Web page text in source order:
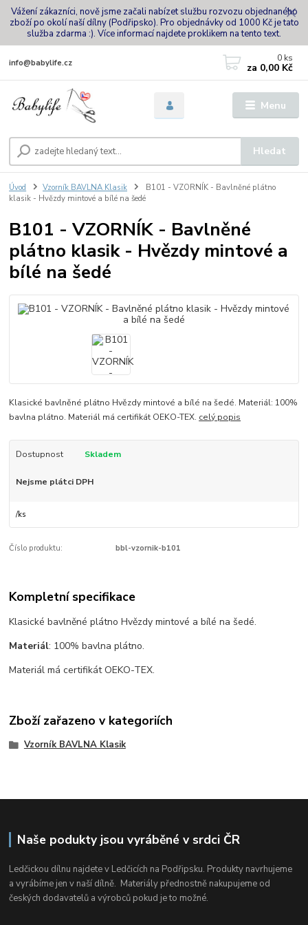
Vážení zákazníci, nově jsme začali nabízet službu rozvozu objednaného
zboží po okolí naší dílny (Podřipsko). Pro objednávky od 1000 Kč je tato
služba zdarma :). Více informací najdete proklikem na tento text.
Menu
Hledat
info@babylife.cz 0 ks
za 0,00 Kč
Úvod Vzorník BAVLNA Klasik
B101 - VZORNÍK - Bavlněné plátno
klasik - Hvězdy mintové a bílé na šedé
B101 - VZORNÍK - Bavlněné
plátno klasik - Hvězdy mintové a
bílé na šedé
Klasické bavlněné plátno Hvězdy mintové a bílé na šedé. Materiál: 100%
bavlna plátno. Materiál má certifikát OEKO-TEX. celý popis
Dostupnost Skladem
Nejsme plátci DPH
/ks
Číslo produktu: bbl-vzornik-b101
Kompletní specifikace
Klasické bavlněné plátno Hvězdy mintové a bílé na šedé.
Materiál: 100% bavlna plátno.
Materiál má certifikátOEKO-TEX.
Zboží zařazeno v kategoriích
Vzorník BAVLNA Klasik
Naše podukty jsou vyráběné v srdci ČR
Ledčickou dílnu najdete v Ledčicích na Podřipsku. Produkty navrhujeme
a vyrábíme jen v naší dílně. Materiály přednostně nakupujeme od
českých dodavatelů a výrobců pokud je to možné.